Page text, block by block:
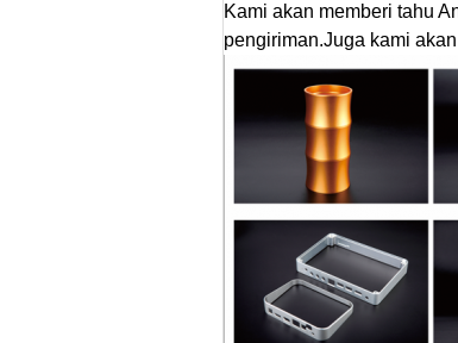
Kami akan memberi tahu
pengiriman.Juga kami